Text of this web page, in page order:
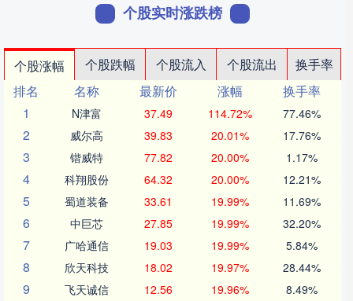
个股实时涨跌榜
个股涨幅 个股跌幅 个股流入 个股流出
换手率
排名
名称 最新价 涨幅
换手率
1
N津富 37.49 114.72% 77.46%
2 威尔高 39.83 20.01% 17.76%
3 锴威特 77.82 20.00% 1.17%
4 科翔股份 64.32 20.00% 12.21%
5 蜀道装备 33.61 19.99% 11.69%
6 中巨芯 27.85 19.99% 32.20%
7 广哈通信 19.03 19.99% 5.84%
8 欣天科技 18.02 19.97% 28.44%
9 飞天诚信 12.56 19.96% 8.49%